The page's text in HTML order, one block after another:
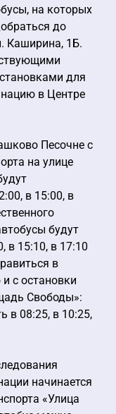
на которых
до
Каширина, 1Б.
для
в Центре
Песочне с
на улице
в 15:00, в
будут
в 15:10, в 17:10
в
с остановки
Свободы»:
в 08:25, в 10:25,
начинается
«Улица